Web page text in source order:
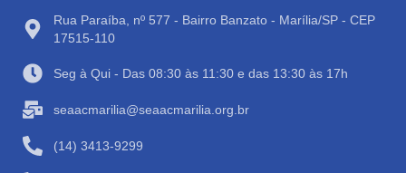
Rua Paraíba, nº 577 - Bairro Banzato - Marília/SP - CEP
17515-110
Seg à Qui - Das 08:30 às 11:30 e das 13:30 às 17h
seaacmarilia@seaacmarilia.org.br
(14) 3413-9299